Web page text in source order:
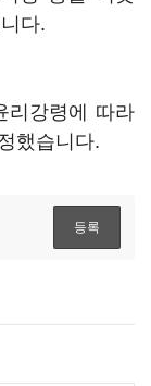
다.
리강령에 따라
했습니다.